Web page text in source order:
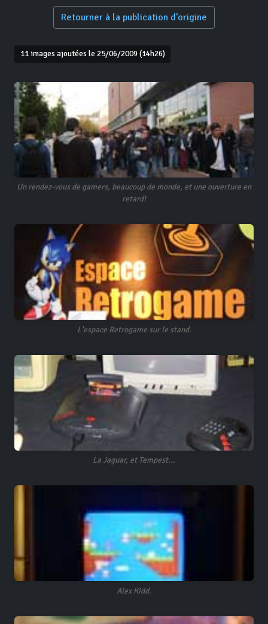
Retourner à la publication d'origine
11 images ajoutées le 25/06/2009 (14h26)
Un rendez-vous de gamers, beaucoup de monde, et une ouverture en
retard!
L'espace Retrogame sur le stand.
La Jaguar, et Tempest...
Alex Kidd.